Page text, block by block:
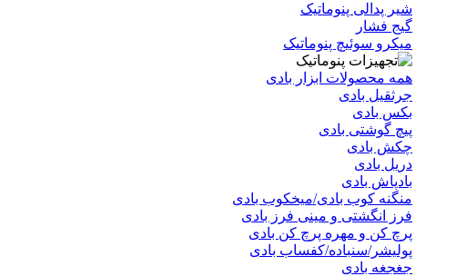
شیر پدالی پنوماتیک
گیج فشار
میکرو سوئیچ پنوماتیک
همه محصولات ابزار بادی
جرثقیل بادی
بکس بادی
پیچ گوشتی بادی
چکش بادی
دریل بادی
بادپاش بادی
منگنه کوب بادی/میخکوب بادی
فرز انگشتی و مینی فرز بادی
پرچ کن و مهره پرچ کن بادی
پولیشر/سنباده/کفساب بادی
جغجغه بادی